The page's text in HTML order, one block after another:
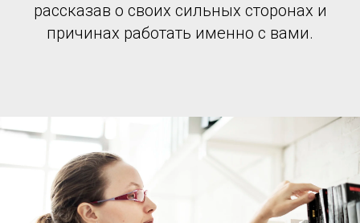
рассказав о своих сильных сторонах и
причинах работать именно с вами.